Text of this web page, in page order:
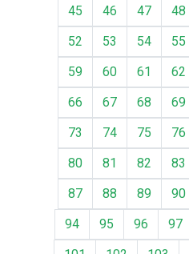
45
46 47 48
52
53 54 55
59
60 61 62
66
67 68 69
73
74 75 76
80
81 82 83
87
88 89 90
94
95 96 97